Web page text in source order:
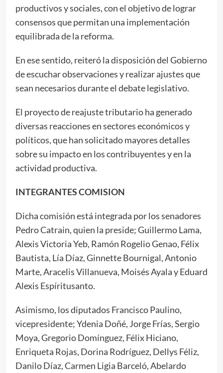
productivos y sociales, con el objetivo de lograr
consensos que permitan una implementación
equilibrada de la reforma.
En ese sentido, reiteró la disposición del Gobierno
de escuchar observaciones y realizar ajustes que
sean necesarios durante el debate legislativo.
El proyecto de reajuste tributario ha generado
diversas reacciones en sectores económicos y
políticos, que han solicitado mayores detalles
sobre su impacto en los contribuyentes y en la
actividad productiva.
INTEGRANTES COMISION
Dicha comisión está integrada por los senadores
Pedro Catrain, quien la preside; Guillermo Lama,
Alexis Victoria Yeb, Ramón Rogelio Genao, Félix
Bautista, Lía Díaz, Ginnette Bournigal, Antonio
Marte, Aracelis Villanueva, Moisés Ayala y Eduard
Alexis Espíritusanto.
Asimismo, los diputados Francisco Paulino,
vicepresidente; Ydenia Doñé, Jorge Frías, Sergio
Moya, Gregorio Domínguez, Félix Hiciano,
Enriqueta Rojas, Dorina Rodríguez, Dellys Féliz,
Danilo Díaz, Carmen Ligia Barceló, Abelardo